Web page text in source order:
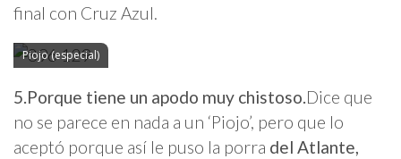
final con Cruz Azul.
Piojo (especial)
5.Porque tiene un apodo muy chistoso.Dice que
no se parece en nada a un ‘Piojo’, pero que lo
aceptó porque así le puso la porra del Atlante,